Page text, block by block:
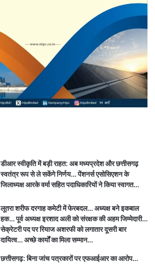
डीआर स्वीकृति में बड़ी राहत: अब मध्यप्रदेश और छत्तीसगढ़
स्वतंत्र रूप से ले सकेंगे निर्णय… पेंशनर्स एसोसिएशन के
जिलाध्यक्ष आरके वर्मा सहित पदाधिकारियों ने किया स्वागत…
लूतरा शरीफ दरगाह कमेटी में फेरबदल… अध्यक्ष बने इकबाल
हक… पूर्व अध्यक्ष इरशाद अली को संरक्षक की अहम जिम्मेदारी…
सेक्रेटरी पद पर रियाज अशरफी को लगातार दूसरी बार
दायित्व… अच्छे कार्यों का मिला सम्मान…
छत्तीसगढ़: बिना जांच पत्रकारों पर एफआईआर का आरोप…